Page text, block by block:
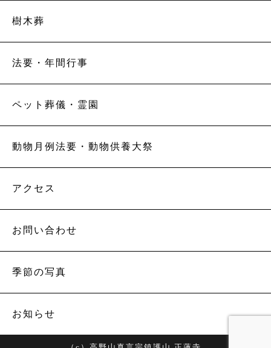
樹木葬
法要・年間行事
ペット葬儀・霊園
動物月例法要・動物供養大祭
アクセス
お問い合わせ
季節の写真
お知らせ